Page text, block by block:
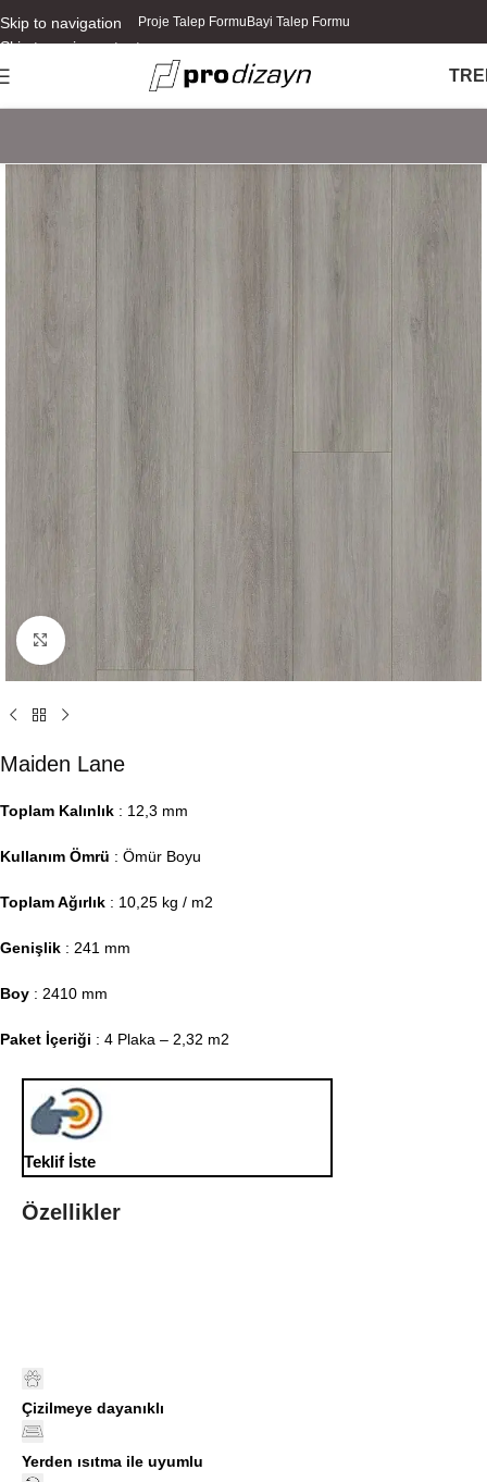
Skip to navigation
Skip to main content
Proje Talep Formu Bayi Talep Formu
TR
Click to enlarge
Maiden Lane
Toplam Kalınlık : 12,3 mm
Kullanım Ömrü : Ömür Boyu
Toplam Ağırlık : 10,25 kg / m2
Genişlik : 241 mm
Boy : 2410 mm
Paket İçeriği : 4 Plaka – 2,32 m2
Teklif İste
Özellikler
Çizilmeye dayanıklı
Yerden ısıtma ile uyumlu